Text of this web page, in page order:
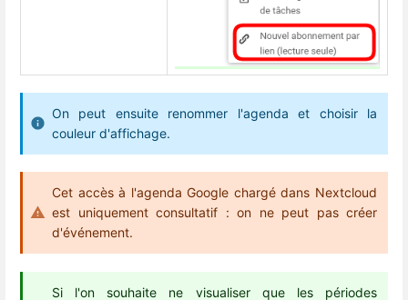
On peut ensuite renommer l'agenda et choisir la
couleur d'affichage.
Cet accès à l'agenda Google chargé dans Nextcloud
est uniquement consultatif : on ne peut pas créer
d'événement.
Si l'on souhaite ne visualiser que les périodes